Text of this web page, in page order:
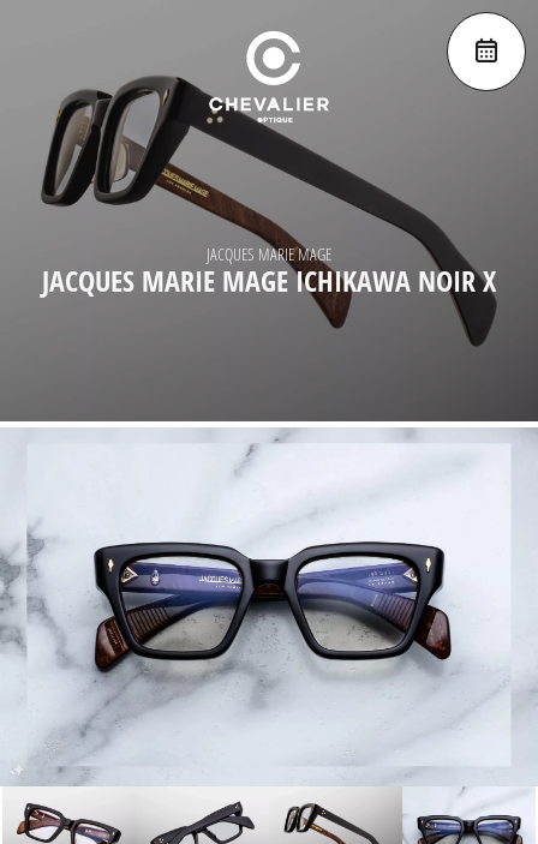
JACQUES MARIE MAGE
JACQUES MARIE MAGE ICHIKAWA NOIR X